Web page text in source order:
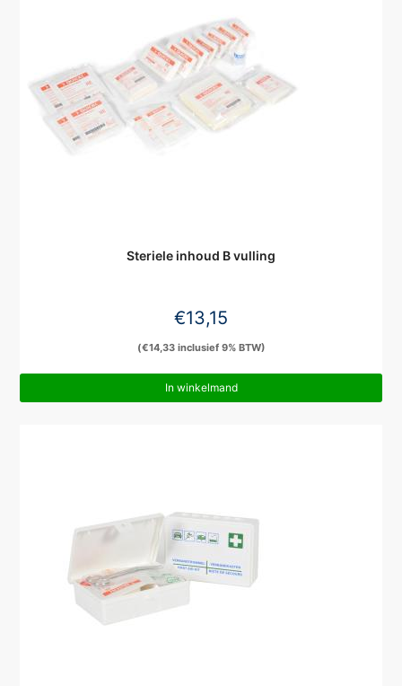
Steriele inhoud B vulling
€13,15
(€14,33inclusief 9% BTW)
In winkelmand